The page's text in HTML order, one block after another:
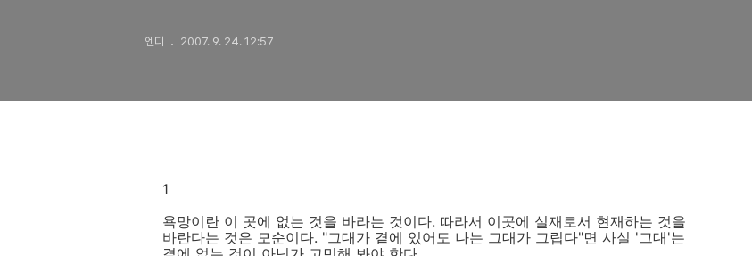
엔디 2007. 9. 24. 12:57
1
욕망이란 이 곳에 없는 것을 바라는 것이다. 따라서 이곳에 실재로서 현재하는 것을
바란다는 것은 모순이다. "그대가 곁에 있어도 나는 그대가 그립다"면 사실 '그대'는